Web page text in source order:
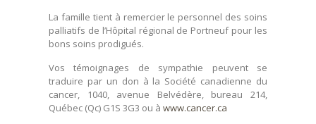
La famille tient à remercier le personnel des soins
palliatifs de l’Hôpital régional de Portneuf pour les
bons soins prodigués.
Vos témoignages de sympathie peuvent se
traduire par un don à la Société canadienne du
cancer, 1040, avenue Belvédère, bureau 214,
Québec (Qc) G1S 3G3 ou àwww.cancer.ca